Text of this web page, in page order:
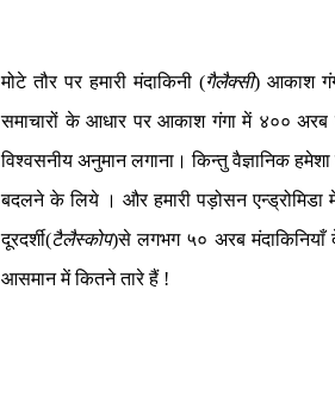
मोटे तौर पर हमारी मंदाकिनी (गैलैक्सी) आकाश
समाचारों के आधार पर आकाश गंगा में ४०० अरब
विश्वसनीय अनुमान लगाना। किन्तु वैज्ञानिक
बदलने के लिये । और हमारी पड़ोसन
दूरदर्शी(टैलैस्कोप)से लगभग ५० अरब
आसमान में कितने तारे हैं !